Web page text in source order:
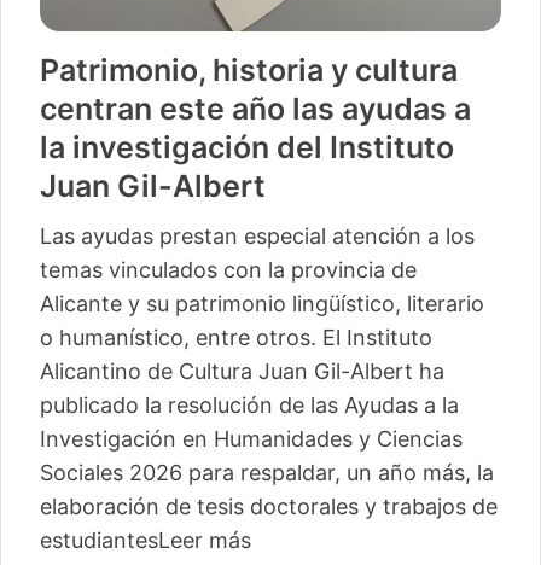
Patrimonio, historia y cultura
centran este año las ayudas a
la investigación del Instituto
Juan Gil-Albert
Las ayudas prestan especial atención a los
temas vinculados con la provincia de
Alicante y su patrimonio lingüístico, literario
o humanístico, entre otros. El Instituto
Alicantino de Cultura Juan Gil-Albert ha
publicado la resolución de las Ayudas a la
Investigación en Humanidades y Ciencias
Sociales 2026 para respaldar, un año más, la
elaboración de tesis doctorales y trabajos de
estudiantesLeer más